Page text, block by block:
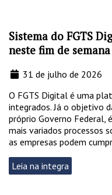
Sistema do FGTS
neste fim de semana
31 de julho de 2026
O FGTS Digital é uma
integrados. Já o objetivo
próprio Governo Federal,
mais variados processos
as empresas podem
Leia na integra